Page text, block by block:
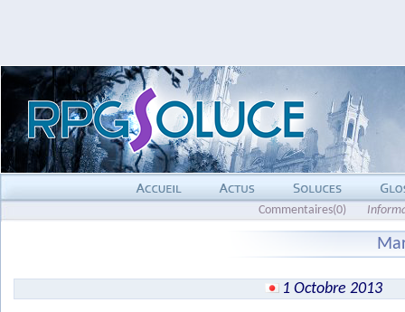
Commentaires(0)
1 Octobre 2013